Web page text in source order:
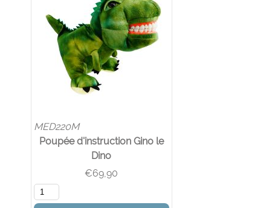
MED220M
Poupée d'instruction Gino le
Dino
€69,90